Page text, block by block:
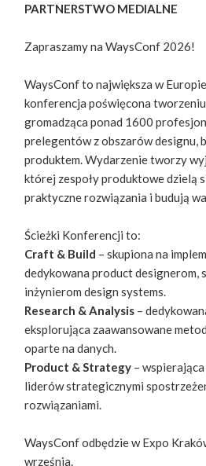
PARTNERSTWO MEDIALNE
Zapraszamy na WaysConf 2026!
WaysConf to największa w
konferencja poświęcona
gromadząca ponad 1600
prelegentów z obszarów designu,
produktem. Wydarzenie tworzy
której zespoły produktowe dzielą
praktyczne rozwiązania i budują
Ścieżki Konferencji to:
Craft & Build – skupiona na
dedykowana product designerom,
inżynierom design systems.
Research & Analysis –
eksplorująca zaawansowane
oparte na danych.
Product & Strategy –
liderów strategicznymi
rozwiązaniami.
WaysConf odbędzie w Expo
września.